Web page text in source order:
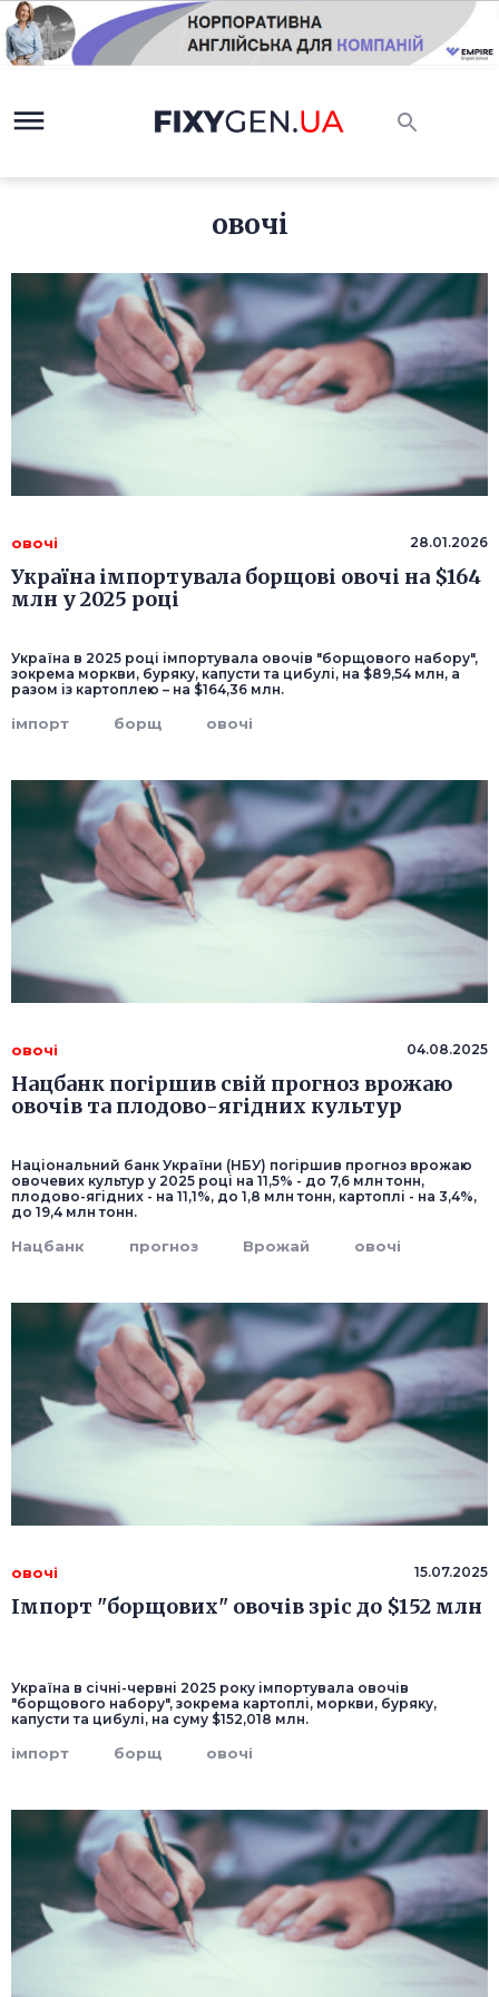
овочі
овочі 28.01.2026
Україна імпортувала борщові овочі на $164
млн у 2025 році
Україна в 2025 році імпортувала овочів "борщового набору",
зокрема моркви, буряку, капусти та цибулі, на $89,54 млн, а
разом із картоплею – на $164,36 млн.
імпорт борщ овочі
овочі 04.08.2025
Нацбанк погіршив свій прогноз врожаю
овочів та плодово-ягідних культур
Національний банк України (НБУ) погіршив прогноз врожаю
овочевих культур у 2025 році на 11,5% - до 7,6 млн тонн,
плодово-ягідних - на 11,1%, до 1,8 млн тонн, картоплі - на 3,4%,
до 19,4 млн тонн.
Нацбанк прогноз Врожай овочі
овочі 15.07.2025
Імпорт "борщових" овочів зріс до $152 млн
Україна в січні-червні 2025 року імпортувала овочів
"борщового набору", зокрема картоплі, моркви, буряку,
капусти та цибулі, на суму $152,018 млн.
імпорт борщ овочі